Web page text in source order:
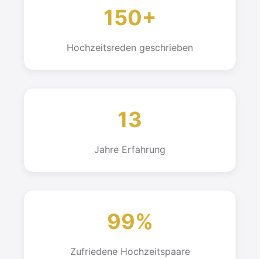
150+
Hochzeitsreden geschrieben
13
Jahre Erfahrung
99%
Zufriedene Hochzeitspaare